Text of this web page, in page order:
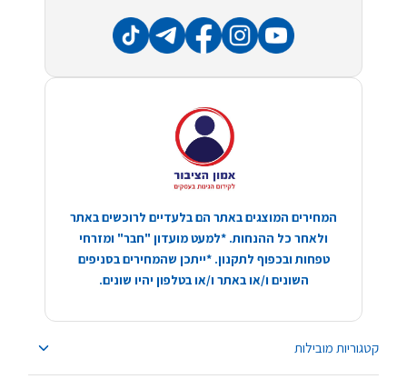
קטגוריות מובילות
המחירים המוצגים באתר הם בלעדיים לרוכשים באתר
ולאחר כל ההנחות. *למעט מועדון "חבר" ומזרחי
טפחות ובכפוף לתקנון. *ייתכן שהמחירים בסניפים
השונים ו/או באתר ו/או בטלפון יהיו שונים.